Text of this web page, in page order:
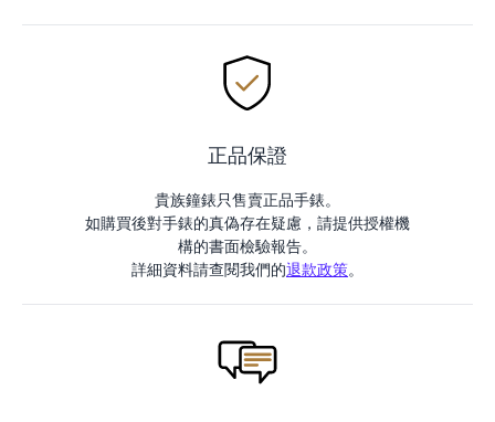
正品保證
貴族鐘錶只售賣正品手錶。
如購買後對手錶的真偽存在疑慮，請提供授權機
構的書面檢驗報告。
詳細資料請查閱我們的退款政策。